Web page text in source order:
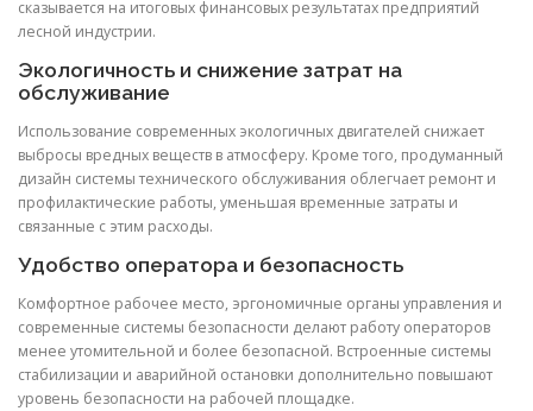
сказывается на итоговых финансовых результатах предприятий
лесной индустрии.
Экологичность и снижение затрат на
обслуживание
Использование современных экологичных двигателей снижает
выбросы вредных веществ в атмосферу. Кроме того, продуманный
дизайн системы технического обслуживания облегчает ремонт и
профилактические работы, уменьшая временные затраты и
связанные с этим расходы.
Удобство оператора и безопасность
Комфортное рабочее место, эргономичные органы управления и
современные системы безопасности делают работу операторов
менее утомительной и более безопасной. Встроенные системы
стабилизации и аварийной остановки дополнительно повышают
уровень безопасности на рабочей площадке.